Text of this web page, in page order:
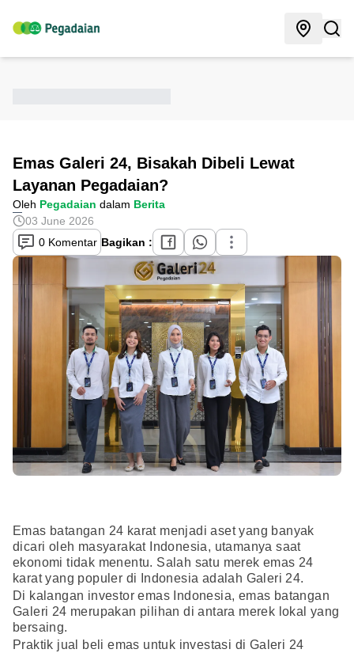
Emas Galeri 24, Bisakah Dibeli Lewat
Layanan Pegadaian?
Oleh Pegadaian dalam Berita
03 June 2026
0 Komentar Bagikan :
Emas batangan 24 karat menjadi aset yang banyak
dicari oleh masyarakat Indonesia, utamanya saat
ekonomi tidak menentu. Salah satu merek emas 24
karat yang populer di Indonesia adalah Galeri 24.
Di kalangan investor emas Indonesia, emas batangan
Galeri 24 merupakan pilihan di antara merek lokal yang
bersaing.
Praktik jual beli emas untuk investasi di Galeri 24